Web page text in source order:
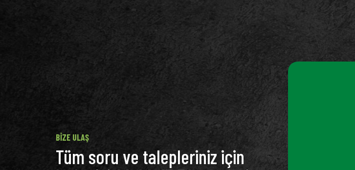
BIZE ULAŞ
Tüm soru ve talepleriniz için